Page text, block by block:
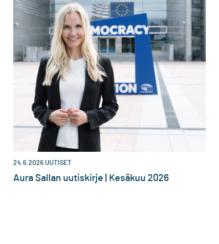
24.6.2026 UUTISET
Aura Sallan uutiskirje | Kesäkuu 2026